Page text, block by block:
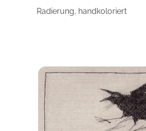
Radierung, handkoloriert